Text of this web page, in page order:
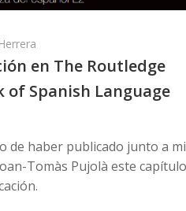
en The Routledge
of Spanish Language
de haber publicado junto a mi
Tomàs Pujolà este capítulo